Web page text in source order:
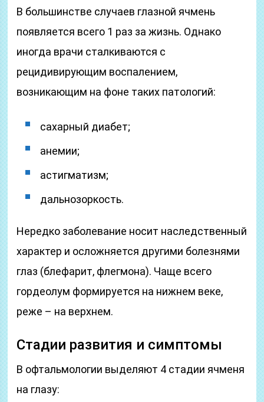
В большинстве случаев глазной ячмень
появляется всего 1 раз за жизнь. Однако
иногда врачи сталкиваются с
рецидивирующим воспалением,
возникающим на фоне таких патологий:
сахарный диабет;
анемии;
астигматизм;
дальнозоркость.
Нередко заболевание носит наследственный
характер и осложняется другими болезнями
глаз (блефарит, флегмона). Чаще всего
гордеолум формируется на нижнем веке,
реже – на верхнем.
Стадии развития и симптомы
В офтальмологии выделяют 4 стадии ячменя
на глазу: